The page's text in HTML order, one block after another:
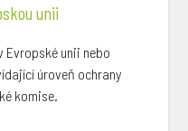
unii
Evropské unii nebo
úroveň ochrany
komise.